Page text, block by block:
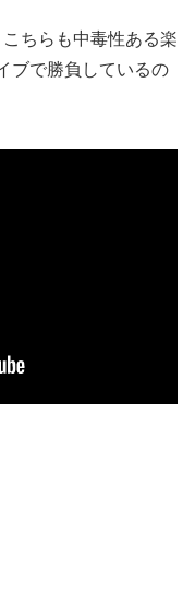
ちらも中毒性ある楽
ブで勝負しているの